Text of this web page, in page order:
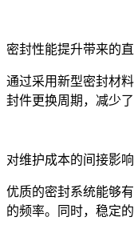
密封性能提升带来的
通过采用新型密封材
封件更换周期，减少
对维护成本的间接影响
优质的密封系统能够
的频率。同时，稳定